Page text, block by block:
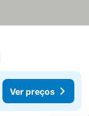
Ver preços